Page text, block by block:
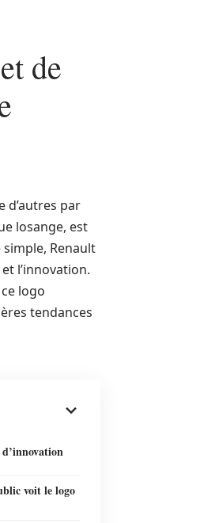
de
d’autres par
losange, est
Renault
l’innovation.
logo
tendances
voit le logo